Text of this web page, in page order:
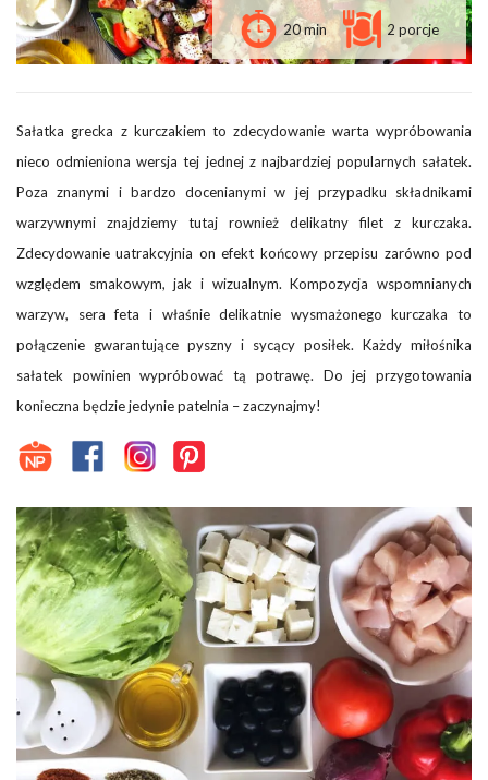
Sałatka grecka z kurczakiem to zdecydowanie warta wypróbowania
nieco odmieniona wersja tej jednej z najbardziej popularnych sałatek.
Poza znanymi i bardzo docenianymi w jej przypadku składnikami
warzywnymi znajdziemy tutaj rownież delikatny filet z kurczaka.
Zdecydowanie uatrakcyjnia on efekt końcowy przepisu zarówno pod
względem smakowym, jak i wizualnym. Kompozycja wspomnianych
warzyw, sera feta i właśnie delikatnie wysmażonego kurczaka to
połączenie gwarantujące pyszny i sycący posiłek. Każdy miłośnika
sałatek powinien wypróbować tą potrawę. Do jej przygotowania
konieczna będzie jedynie patelnia – zaczynajmy!
20 min 2 porcje